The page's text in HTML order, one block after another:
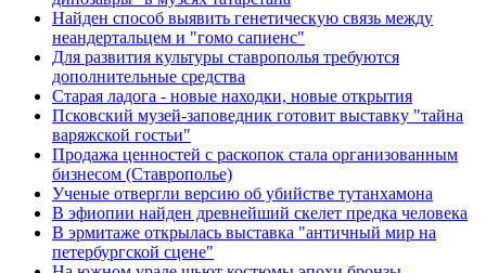
Найден способ выявить генетическую связь между
неандертальцем и "гомо сапиенс"
Для развития культуры ставрополья требуются
дополнительные средства
Старая ладога - новые находки, новые открытия
Псковский музей-заповедник готовит выставку "тайна
варяжской гостьи"
Продажа ценностей с раскопок стала организованным
бизнесом (Ставрополье)
Ученые отвергли версию об убийстве тутанхамона
В эфиопии найден древнейший скелет предка человека
В эрмитаже открылась выставка "античный мир на
петербургской сцене"